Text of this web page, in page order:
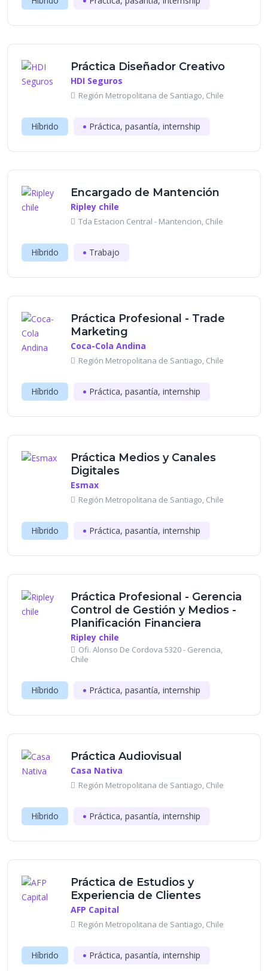
Práctica Diseñador Creativo
HDI Seguros
Región Metropolitana de Santiago, Chile
Híbrido Práctica, pasantía, internship
Encargado de Mantención
Ripley chile
Tda Estacion Central - Mantencion, Chile
Híbrido Trabajo
Práctica Profesional - Trade
Marketing
Coca-Cola Andina
Región Metropolitana de Santiago, Chile
Híbrido Práctica, pasantía, internship
Práctica Medios y Canales
Digitales
Esmax
Región Metropolitana de Santiago, Chile
Híbrido Práctica, pasantía, internship
Práctica Profesional - Gerencia
Control de Gestión y Medios -
Planificación Financiera
Ripley chile
Ofi. Alonso De Cordova 5320 - Gerencia,
Chile
Híbrido Práctica, pasantía, internship
Práctica Audiovisual
Casa Nativa
Región Metropolitana de Santiago, Chile
Híbrido Práctica, pasantía, internship
Práctica de Estudios y
Experiencia de Clientes
AFP Capital
Región Metropolitana de Santiago, Chile
Híbrido Práctica, pasantía, internship